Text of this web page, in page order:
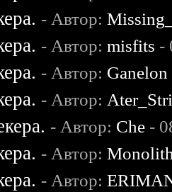
- Автор:
- Автор:misfits -
- Автор: Ganelon
- Автор:
- Автор: Che -
- Автор:
- Автор: